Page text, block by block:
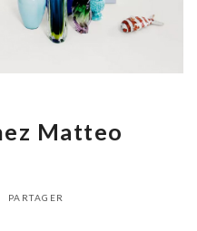
Matteo
PARTAGER